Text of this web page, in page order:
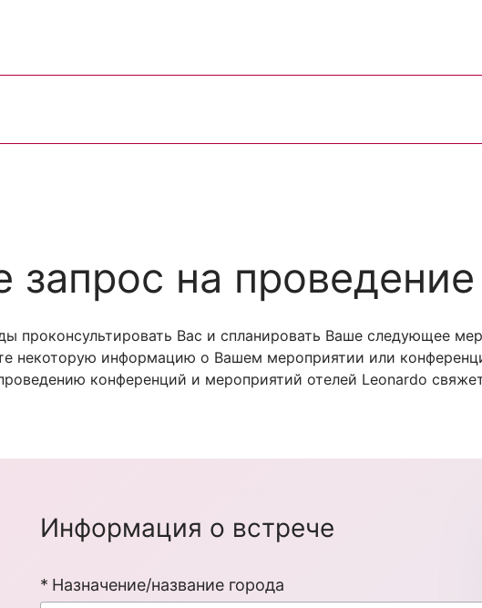
запрос на
проконсультировать Вас и спланировать Ваше следующее
некоторую информацию о Вашем мероприятии или
конференций и мероприятий отелей Leonardo
Информация о встрече
Назначение/название города